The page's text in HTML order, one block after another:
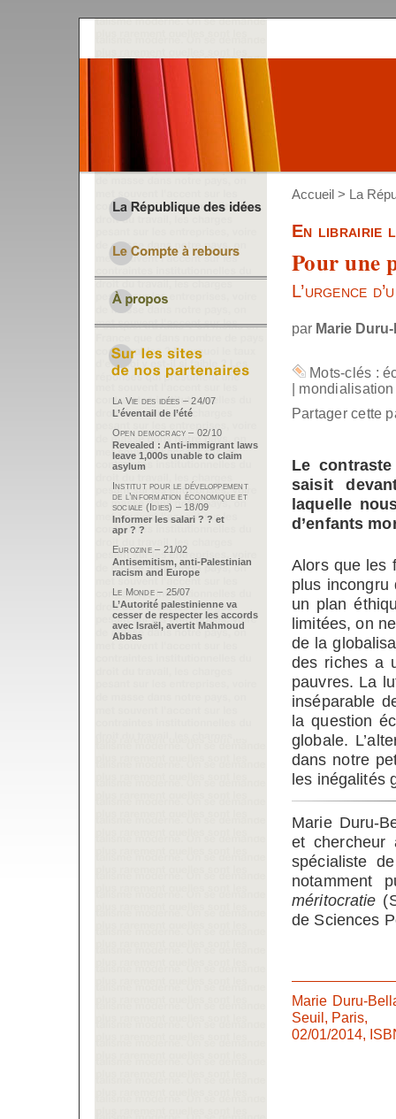
Accueil > La
En librairie
Pour une
L’urgence
par Marie
Mots-clés :
mondialisation
Partager cette
Le
saisit
laquelle
d’enfants
Alors que les
plus incongru
un plan
limitées, on
de la
des riches a
pauvres. La
inséparable
la question
globale.
dans notre
les inégalités
Marie Duru-
et chercheur
spécialiste
notamment
méritocratie
de Sciences
Marie Duru-
Seuil, Paris,
02/01/2014,
La Vie des idées – 24/07
L’éventail de l’été
Open democracy – 02/10
Revealed : Anti-immigrant laws
leave 1,000s unable to claim
asylum
Institut pour le développement
de l’information économique et
sociale (Idies) – 18/09
Informer les salari ? ? et
apr ? ?
Eurozine – 21/02
Antisemitism, anti-Palestinian
racism and Europe
Le Monde – 25/07
L’Autorité palestinienne va
cesser de respecter les accords
avec Israël, avertit Mahmoud
Abbas